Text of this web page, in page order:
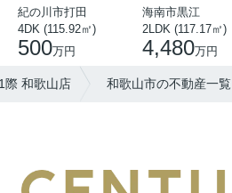
紀の川市打田
4DK (115.92㎡)
500万円
海南市黒江
2LDK (117.17㎡)
4,480万円
際 和歌山店 和歌山市の不動産一覧